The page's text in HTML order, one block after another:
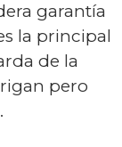
garantía
la principal
de la
pero